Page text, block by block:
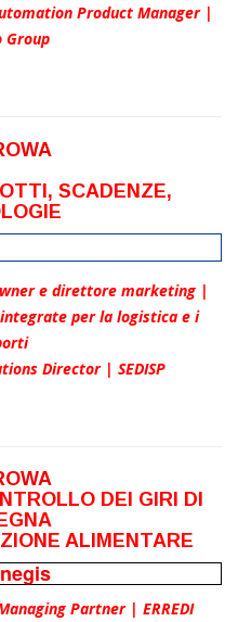
Product Manager |
SCADENZE,
e direttore marketing |
integrate per la logistica e i
Director | SEDISP
DEI GIRI DI
ALIMENTARE
Partner | ERREDI